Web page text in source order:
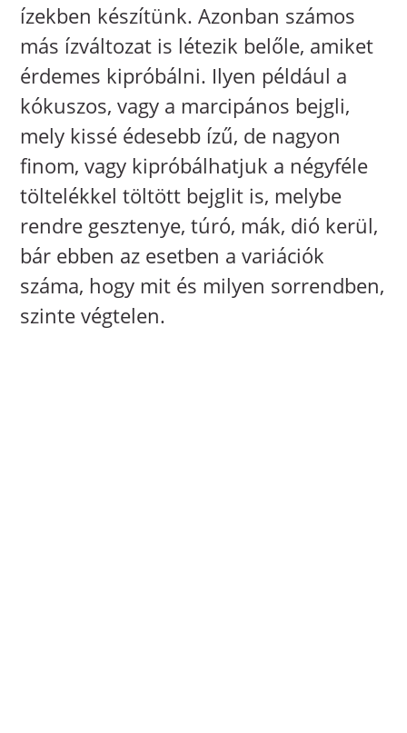
ízekben készítünk. Azonban számos
más ízváltozat is létezik belőle, amiket
érdemes kipróbálni. Ilyen például a
kókuszos, vagy a marcipános bejgli,
mely kissé édesebb ízű, de nagyon
finom, vagy kipróbálhatjuk a négyféle
töltelékkel töltött bejglit is, melybe
rendre gesztenye, túró, mák, dió kerül,
bár ebben az esetben a variációk
száma, hogy mit és milyen sorrendben,
szinte végtelen.